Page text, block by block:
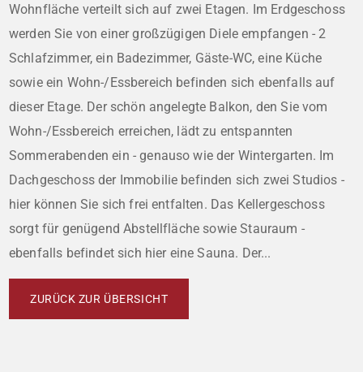
Wohnfläche verteilt sich auf zwei Etagen. Im Erdgeschoss
werden Sie von einer großzügigen Diele empfangen - 2
Schlafzimmer, ein Badezimmer, Gäste-WC, eine Küche
sowie ein Wohn-/Essbereich befinden sich ebenfalls auf
dieser Etage. Der schön angelegte Balkon, den Sie vom
Wohn-/Essbereich erreichen, lädt zu entspannten
Sommerabenden ein - genauso wie der Wintergarten. Im
Dachgeschoss der Immobilie befinden sich zwei Studios -
hier können Sie sich frei entfalten. Das Kellergeschoss
sorgt für genügend Abstellfläche sowie Stauraum -
ebenfalls befindet sich hier eine Sauna. Der...
ZURÜCK ZUR ÜBERSICHT